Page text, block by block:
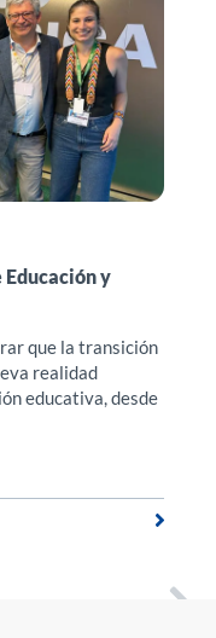
y
que la transición
realidad
educativa, desde